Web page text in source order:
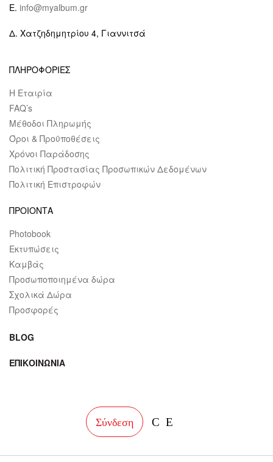
E. info@myalbum.gr
Δ. Χατζηδημητρίου 4, Γιαννιτσά
ΠΛΗΡΟΦΟΡΙΕΣ
Η Εταιρία
FAQ’s
Μέθοδοι Πληρωμής
Όροι & Προϋποθέσεις
Χρόνοι Παράδοσης
Πολιτική Προστασίας Προσωπικών Δεδομένων
Πολιτική Επιστροφών
ΠΡΟΙΟΝΤΑ
Photobook
Εκτυπώσεις
Καμβάς
Προσωποποιημένα δώρα
Σχολικά Δώρα
Προσφορές
BLOG
ΕΠΙΚΟΙΝΩΝΙΑ
Σύνδεση facebook